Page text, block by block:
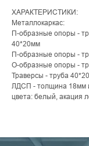
ХАРАКТЕРИСТИКИ:
Металлокаркас:
П-образные опоры -
40*20мм
П-образные опоры -
О-образные опоры -
Траверсы - труба
ЛДСП - толщина 18мм
цвета: белый, акация